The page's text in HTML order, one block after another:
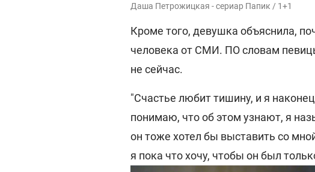
Даша Петрожицкая - сериар Папик / 1+1
Кроме того, девушка объяснила,
человека от СМИ. ПО словам
не сейчас.
"Счастье любит тишину, и я
понимаю, что об этом узнают, я
он тоже хотел бы выставить со
я пока что хочу, чтобы он был